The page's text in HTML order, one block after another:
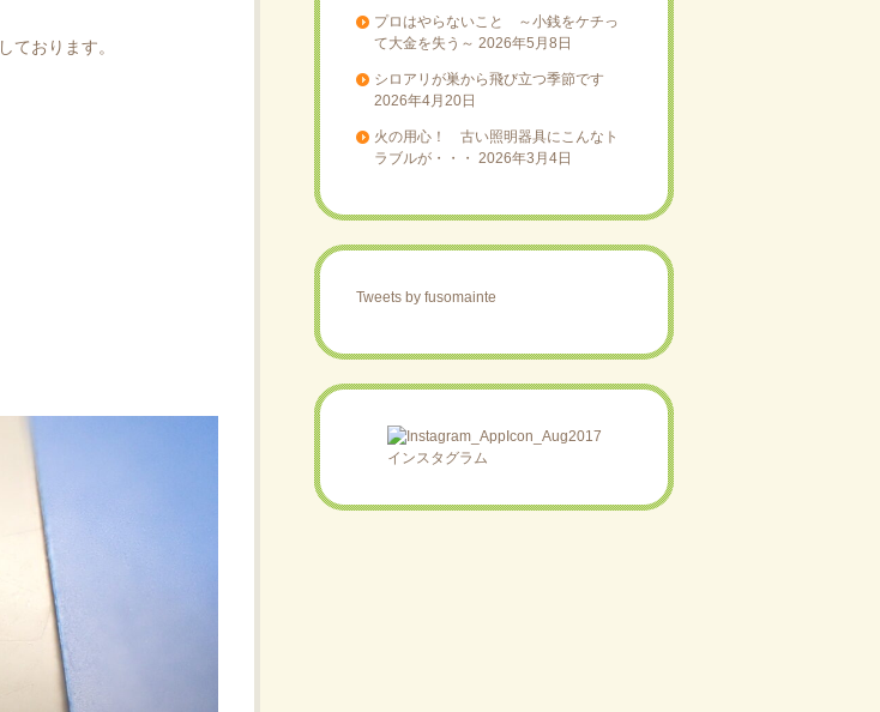
ております。
プロはやらないこと ～小銭をケチっ
て大金を失う～ 2026年5月8日
シロアリが巣から飛び立つ季節です
2026年4月20日
火の用心！ 古い照明器具にこんなト
ラブルが・・・
2026年3月4日
Tweets by fusomainte
インスタグラム